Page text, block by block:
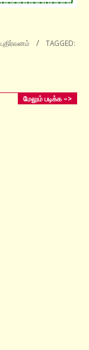
புதிர்வனம்
TAGGED:
மேலும் படிக்க –>